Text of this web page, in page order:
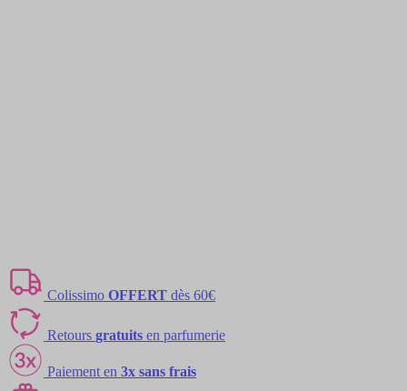
Colissimo OFFERT dès 60€
Retours gratuits en parfumerie
Paiement en 3x sans frais